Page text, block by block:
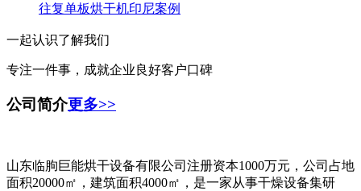
往复单板烘干机印尼案例
一起认识了解我们
专注一件事，成就企业良好客户口碑
公司简介更多>>
山东临朐巨能烘干设备有限公司注册资本1000万元，公司占地
面积20000㎡，建筑面积4000㎡，是一家从事干燥设备集研